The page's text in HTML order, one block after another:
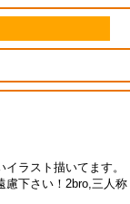
ラスト描いてます。
慮下さい！2bro,三人称